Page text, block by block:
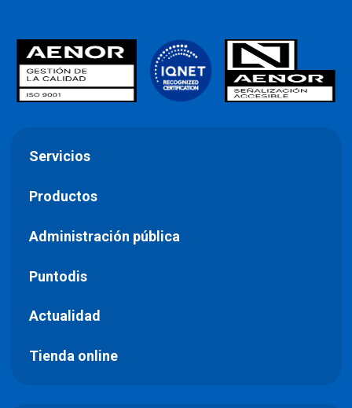
Servicios
Productos
Administración pública
Puntodis
Actualidad
Tienda online